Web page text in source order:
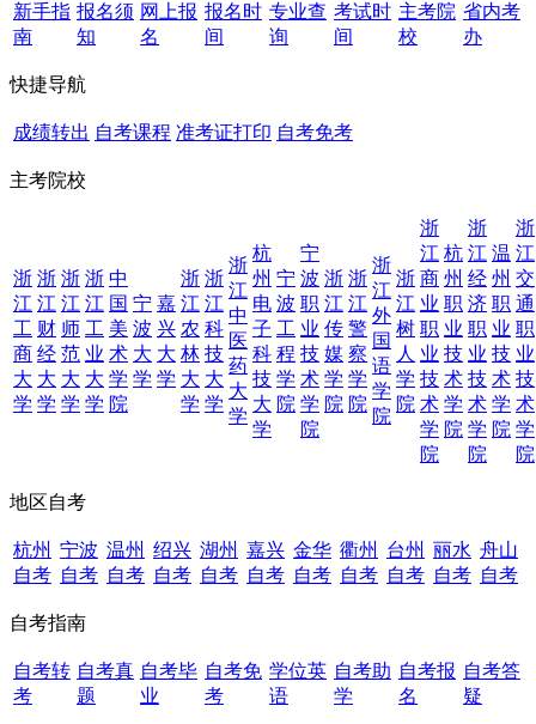
新手指
南
报名须
知
网上报
名
报名时
间
专业查
询
考试时
间
主考院
校
省内考
办
快捷导航
成绩转出 自考课程 准考证打印 自考免考
主考院校
浙
江
工
商
大
学
浙
江
财
经
大
学
浙
江
师
范
大
学
浙
江
工
业
大
学
中
国
美
术
学
院
宁
波
大
学
嘉
兴
大
学
浙
江
农
林
大
学
浙
江
科
技
大
学
浙
江
中
医
药
大
学
杭
州
电
子
科
技
大
学
宁
波
工
程
学
院
宁
波
职
业
技
术
学
院
浙
江
传
媒
学
院
浙
江
警
察
学
院
浙
江
外
国
语
学
院
浙
江
树
人
学
院
浙
江
商
业
职
业
技
术
学
院
杭
州
职
业
技
术
学
院
浙
江
经
济
职
业
技
术
学
院
温
州
职
业
技
术
学
院
浙
江
交
通
职
业
技
术
学
院
地区自考
杭州
自考
宁波
自考
温州
自考
绍兴
自考
湖州
自考
嘉兴
自考
金华
自考
衢州
自考
台州
自考
丽水
自考
舟山
自考
自考指南
自考转
考
自考真
题
自考毕
业
自考免
考
学位英
语
自考助
学
自考报
名
自考答
疑